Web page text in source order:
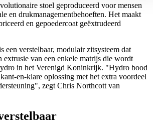
stoel geproduceerd voor mensen
en drukmanagementbehoeften. Het maakt
en gepoedercoat geëxtrudeerd
een verstelbaar, modulair zitsysteem dat
extrusie van een enkele matrijs die wordt
in het Verenigd Koninkrijk. "Hydro bood
en-klare oplossing met het extra voordeel
zegt Chris Northcott van